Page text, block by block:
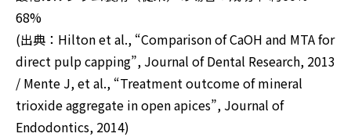
68%
(出典：Hilton et al., “Comparison of CaOH and MTA for
direct pulp capping”, Journal of Dental Research, 2013
/ Mente J, et al., “Treatment outcome of mineral
trioxide aggregate in open apices”, Journal of
Endodontics, 2014)